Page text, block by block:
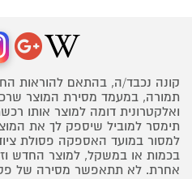
קונה נכבד/ה, בהתאם להוראות
תמורה, במעמד מסירת המוצר
ואלקטרונית דומה למוצר אותו
תימסר למוביל שיספק לך את
למסור במועד האספקה פסולת
בכמות או במשקל, למוצר החדש
אחרת. לא תתאפשר מסירה של